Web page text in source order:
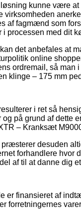
kunne være
virksomheden
af fagmænd som
i processen med dit
det anbefales at
online
ordremail, så
klinge – 175 mm
i ret så
og på grund af dette
– Kranksæt
præsterer desuden
forhandlere hvor
af til at danne dig
er finansieret af
forretningernes